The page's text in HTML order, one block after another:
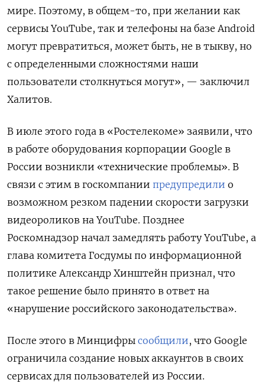
мире. Поэтому, в общем-то, при желании как
сервисы YouTube, так и телефоны на базе Android
могут превратиться, может быть, не в тыкву, но
с определенными сложностями наши
пользователи столкнуться могут», — заключил
Халитов.
В июле этого года в «Ростелекоме» заявили, что
в работе оборудования корпорации Google в
России возникли «технические проблемы». В
связи с этим в госкомпании предупредили о
возможном резком падении скорости загрузки
видеороликов на YouTube. Позднее
Роскомнадзор начал замедлять работу YouTube, а
глава комитета Госдумы по информационной
политике Александр Хинштейн признал, что
такое решение было принято в ответ на
«нарушение российского законодательства».
После этого в Минцифры сообщили, что Google
ограничила создание новых аккаунтов в своих
сервисах для пользователей из России.